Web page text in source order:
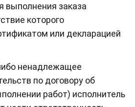
выполнения заказа
которого
или декларацией
ненадлежащее
по договору об
работ) исполнитель